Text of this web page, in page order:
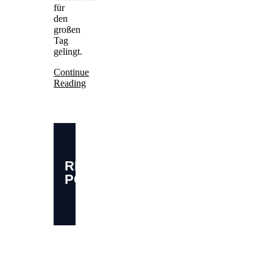
für
den
großen
Tag
gelingt.
Continue
Reading
RELATED
POSTS